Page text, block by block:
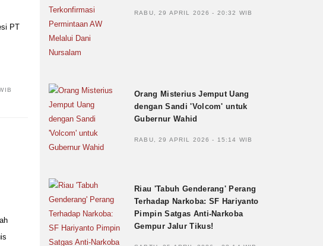
PT
RABU, 29 APRIL 2026 - 20:32 WIB
Orang Misterius Jemput Uang
dengan Sandi 'Volcom' untuk
Gubernur Wahid
RABU, 29 APRIL 2026 - 15:14 WIB
Riau 'Tabuh Genderang' Perang
Terhadap Narkoba: SF Hariyanto
Pimpin Satgas Anti-Narkoba
Gempur Jalur Tikus!